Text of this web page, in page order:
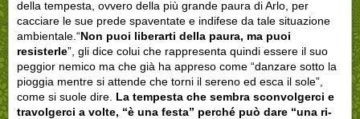
della tempesta, ovvero della più grande paura di Arlo, per
cacciare le sue prede spaventate e indifese da tale situazione
ambientale.“Non puoi liberarti della paura, ma puoi
resisterle”, gli dice colui che rappresenta quindi essere il suo
peggior nemico ma che già ha appreso come “danzare sotto la
pioggia mentre si attende che torni il sereno ed esca il sole”,
come si suole dire. La tempesta che sembra sconvolgerci e
travolgerci a volte, “è una festa” perché può dare “una ri-